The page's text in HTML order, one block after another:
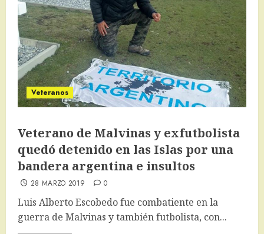
Veteranos
Veterano de Malvinas y exfutbolista
quedó detenido en las Islas por una
bandera argentina e insultos
28 MARZO 2019 0
Luis Alberto Escobedo fue combatiente en la
guerra de Malvinas y también futbolista, con...